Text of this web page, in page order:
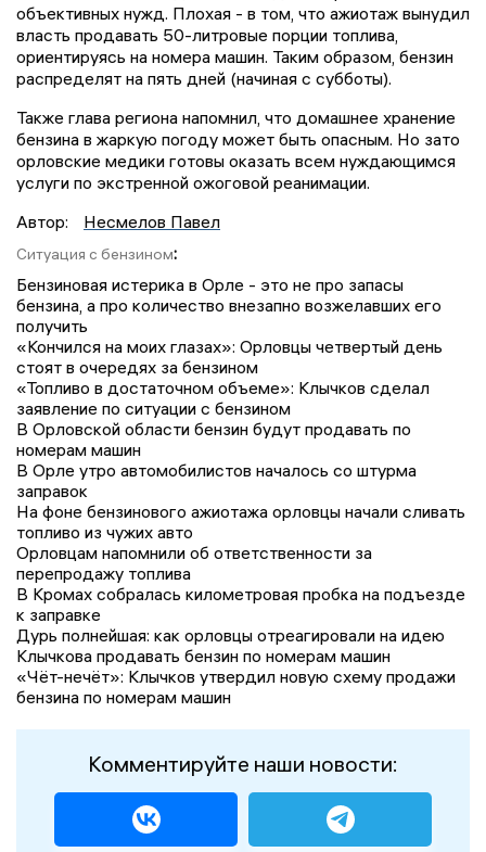
объективных нужд. Плохая - в том, что ажиотаж вынудил
власть продавать 50-литровые порции топлива,
ориентируясь на номера машин. Таким образом, бензин
распределят на пять дней (начиная с субботы).
Также глава региона напомнил, что домашнее хранение
бензина в жаркую погоду может быть опасным. Но зато
орловские медики готовы оказать всем нуждающимся
услуги по экстренной ожоговой реанимации.
Автор:
Несмелов Павел
Ситуация с бензином:
Бензиновая истерика в Орле - это не про запасы
бензина, а про количество внезапно возжелавших его
получить
«Кончился на моих глазах»: Орловцы четвертый день
стоят в очередях за бензином
«Топливо в достаточном объеме»: Клычков сделал
заявление по ситуации с бензином
В Орловской области бензин будут продавать по
номерам машин
В Орле утро автомобилистов началось со штурма
заправок
На фоне бензинового ажиотажа орловцы начали сливать
топливо из чужих авто
Орловцам напомнили об ответственности за
перепродажу топлива
В Кромах собралась километровая пробка на подъезде
к заправке
Дурь полнейшая: как орловцы отреагировали на идею
Клычкова продавать бензин по номерам машин
«Чёт-нечёт»: Клычков утвердил новую схему продажи
бензина по номерам машин
Комментируйте наши новости: